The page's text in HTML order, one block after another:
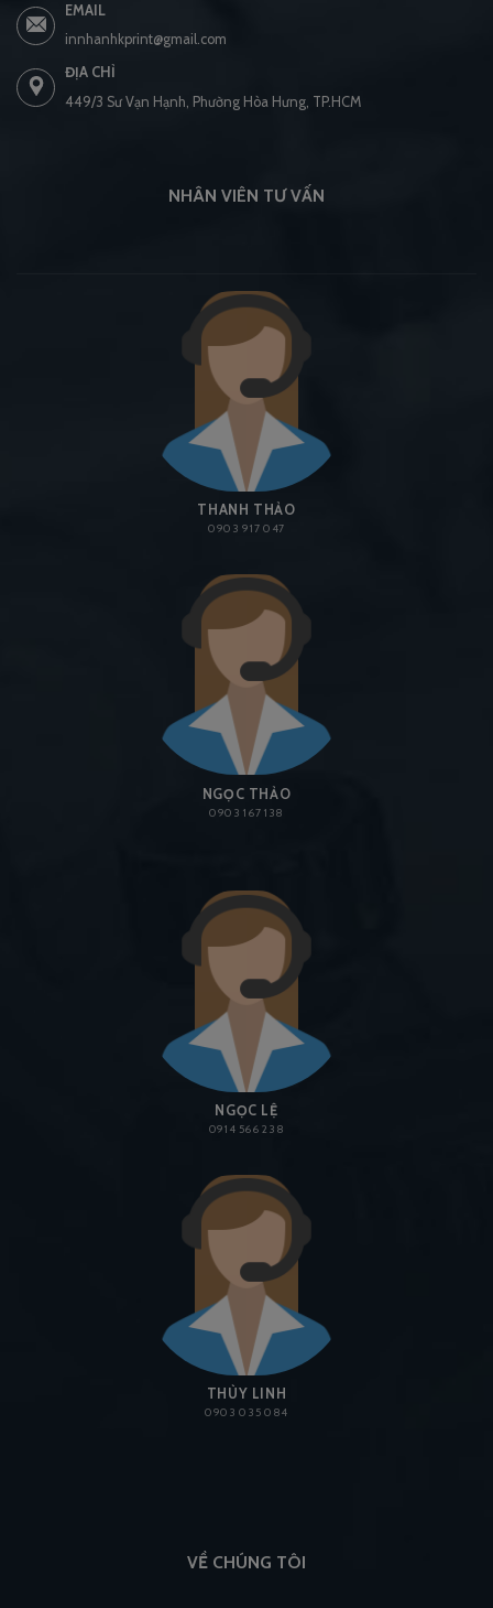
EMAIL
innhanhkprint@gmail.com
ĐỊA CHỈ
449/3 Sư Vạn Hạnh, Phường Hòa Hưng, TP.HCM
NHÂN VIÊN TƯ VẤN
THANH THẢO
0903 917 047
NGỌC THẢO
0903 167 138
NGỌC LỆ
0914 566 238
THÙY LINH
0903 035 084
VỀ CHÚNG TÔI